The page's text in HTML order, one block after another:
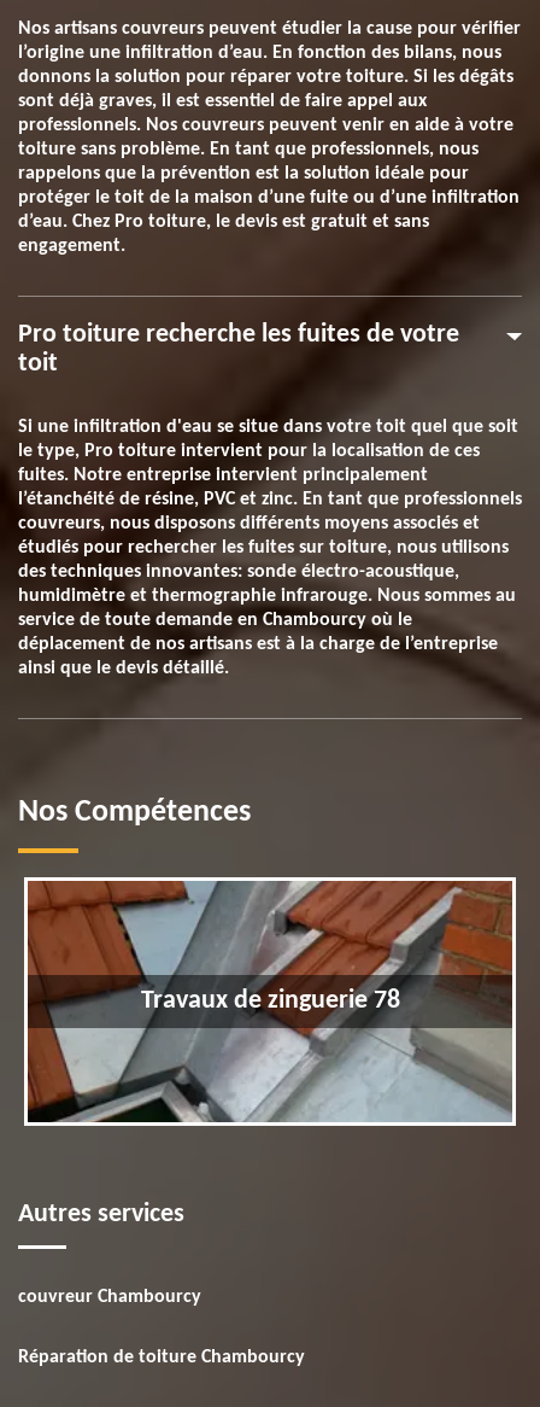
Nos artisans couvreurs peuvent étudier la cause pour vérifier
l’origine une infiltration d’eau. En fonction des bilans, nous
donnons la solution pour réparer votre toiture. Si les dégâts
sont déjà graves, il est essentiel de faire appel aux
professionnels. Nos couvreurs peuvent venir en aide à votre
toiture sans problème. En tant que professionnels, nous
rappelons que la prévention est la solution idéale pour
protéger le toit de la maison d’une fuite ou d’une infiltration
d’eau. Chez Pro toiture, le devis est gratuit et sans
engagement.
Pro toiture recherche les fuites de votre
toit
Si une infiltration d'eau se situe dans votre toit quel que soit
le type, Pro toiture intervient pour la localisation de ces
fuites. Notre entreprise intervient principalement
l’étanchéité de résine, PVC et zinc. En tant que professionnels
couvreurs, nous disposons différents moyens associés et
étudiés pour rechercher les fuites sur toiture, nous utilisons
des techniques innovantes: sonde électro-acoustique,
humidimètre et thermographie infrarouge. Nous sommes au
service de toute demande en Chambourcy où le
déplacement de nos artisans est à la charge de l’entreprise
ainsi que le devis détaillé.
Nos Compétences
Travaux de zinguerie 78
Autres services
couvreur Chambourcy
Réparation de toiture Chambourcy